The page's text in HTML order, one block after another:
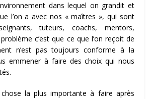
dans lequel on grandit et
l’on a avec nos « maîtres », qui sont
tuteurs, coachs, mentors,
c’est que ce que l’on reçoit de
n’est pas toujours conforme à la
emmener à faire des choix qui nous
la plus importante à faire après